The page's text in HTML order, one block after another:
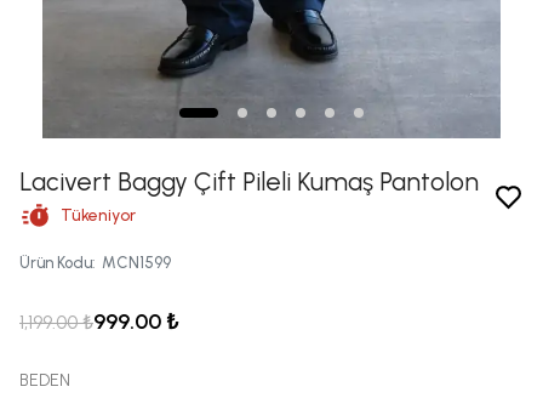
Lacivert Baggy Çift Pileli Kumaş Pantolon
Tükeniyor
Ürün Kodu: MCN1599
1,199.00 ₺999.00 ₺
BEDEN